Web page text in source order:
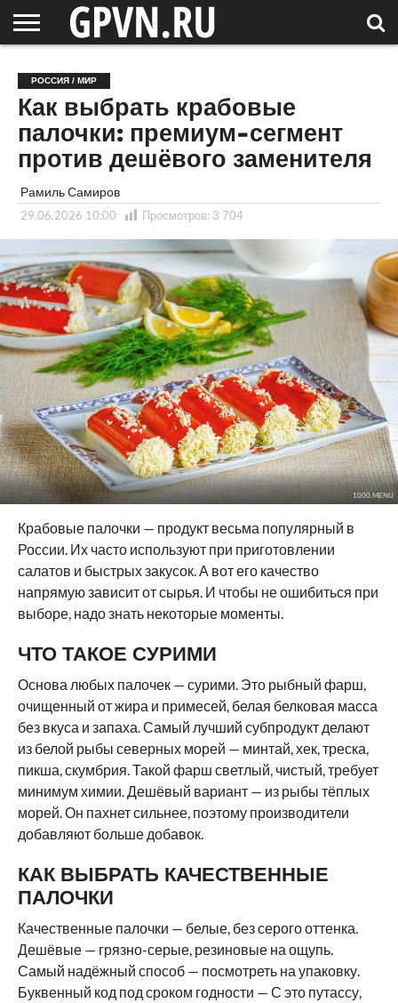
ОБЛАСТЬ
НОВОСТИ
СОСЕДЕЙ
РОССИЯ
/ МИР
СПЕЦПРОЕКТЫ
БЛОГ
СТАТЬИ
ФОТОРЕПОРТАЖИ
ИНТЕРВЬЮ
ОБЪЕКТЫ
ПОДБОРКИ
РОССИЯ / МИР
Как выбрать крабовые
палочки: премиум-сегмент
против дешёвого заменителя
Рамиль Самиров
29.06.2026 10:00 Просмотров: 3 704
1000.MENU
Крабовые палочки — продукт весьма популярный в
России. Их часто используют при приготовлении
салатов и быстрых закусок. А вот его качество
напрямую зависит от сырья. И чтобы не ошибиться при
выборе, надо знать некоторые моменты.
ЧТО ТАКОЕ СУРИМИ
Основа любых палочек — сурими. Это рыбный фарш,
очищенный от жира и примесей, белая белковая масса
без вкуса и запаха. Самый лучший субпродукт делают
из белой рыбы северных морей — минтай, хек, треска,
пикша, скумбрия. Такой фарш светлый, чистый, требует
минимум химии. Дешёвый вариант — из рыбы тёплых
морей. Он пахнет сильнее, поэтому производители
добавляют больше добавок.
КАК ВЫБРАТЬ КАЧЕСТВЕННЫЕ
ПАЛОЧКИ
Качественные палочки — белые, без серого оттенка.
Дешёвые — грязно-серые, резиновые на ощупь.
Самый надёжный способ — посмотреть на упаковку.
Буквенный код под сроком годности — С это путассу,